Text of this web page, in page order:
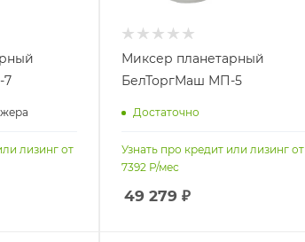
7
лизинг от
Миксер планетарный
БелТоргМаш МП-5
Достаточно
Узнать про кредит или лизинг от
7392 Р/мес
49 279 ₽